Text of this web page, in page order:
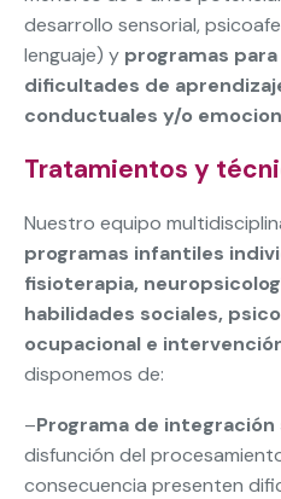
desarrollo sensorial,
lenguaje) y programas
dificultades de
conductuales y/o
Tratamientos y
Nuestro equipo
programas infantiles
fisioterapia,
habilidades sociales,
ocupacional e
disponemos de:
–Programa de integración
disfunción del
consecuencia presenten